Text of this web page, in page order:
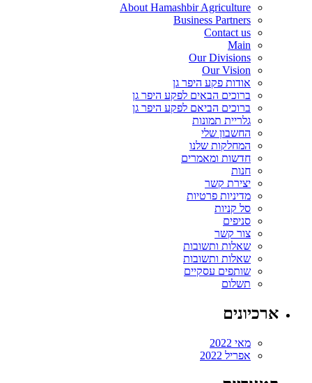
About Hamashbir Agriculture
Business Partners
Contact us
Main
Our Divisions
Our Vision
אודות פקע היפר גן
ברוכים הבאים לפקע היפר גן
ברוכים הביאם לפקע היפר גן
גלריית תמונות
החשבון שלי
המחלקות שלנו
חדשות ומאמרים
חנות
יצירת קשר
מדיניות פרטיות
סל קניות
סניפים
צור קשר
שאלות ותשובות
שאלות ותשובות
שותפים עסקיים
תשלום
ארכיונים
מאי 2022
אפריל 2022